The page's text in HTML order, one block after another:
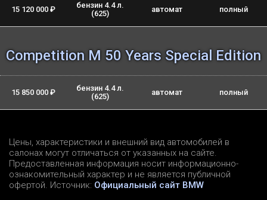
15 120 000 ₽
бензин 4.4 л.
(625)
автомат полный
Competition M 50 Years Special Edition
15 850 000 ₽
бензин 4.4 л.
(625)
автомат полный
Цены, характеристики и внешний вид автомобилей в
салонах могут отличаться от указанных на сайте.
Предоставленная информация носит информационно-
ознакомительный характер и не является публичной
офертой. Источник: Официальный сайт BMW